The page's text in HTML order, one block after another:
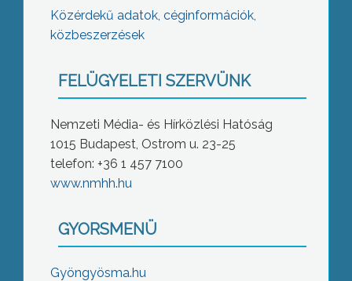
Közérdekű adatok, céginformációk,
közbeszerzések
FELÜGYELETI SZERVÜNK
Nemzeti Média- és Hírközlési Hatóság
1015 Budapest, Ostrom u. 23-25
telefon: +36 1 457 7100
www.nmhh.hu
GYORSMENÜ
Gyöngyösma.hu